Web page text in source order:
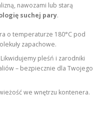
nawozami lub starą
suchej pary.
o temperaturze 180°C pod
zapachowe.
Likwidujemy pleśń i zarodniki
– bezpiecznie dla Twojego
we wnętrzu kontenera.